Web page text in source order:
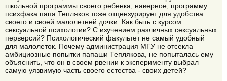
школьной программы своего ребенка, наверное, программу
психфака папа Тепляков тоже отцензурирует для удобства
своего и своей малолетней дочки. Как быть с курсом
сексуальной психологии? С изучением различных сексуальных
перверсий? Психологический факультет не самый удобный
для малолеток. Почему администрация МГУ не отсекла
амбициозные попытки папаши Теплякова, не попыталась ему
объяснить, что он в своем рвении к эксперименту выбрал
самую уязвимую часть своего естества - своих детей?